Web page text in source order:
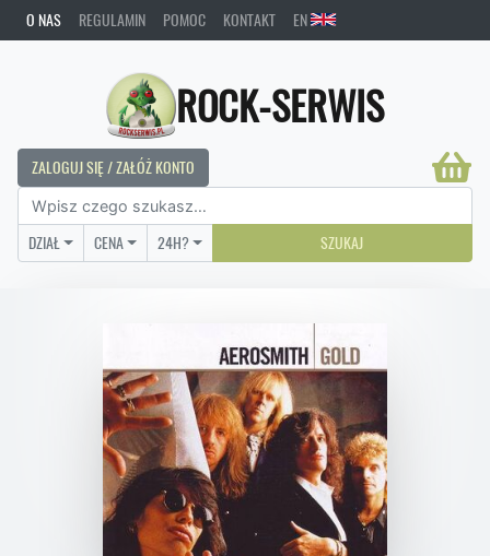
O NAS REGULAMIN POMOC KONTAKT EN
ROCK-SERWIS
ZALOGUJ SIĘ / ZAŁÓŻ KONTO
DZIAŁ CENA 24H? SZUKAJ